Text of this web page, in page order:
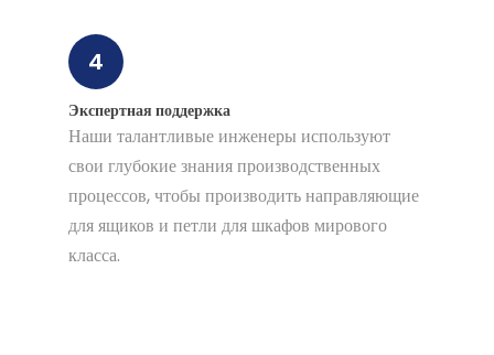
4
Экспертная поддержка
Наши талантливые инженеры используют
свои глубокие знания производственных
процессов, чтобы производить направляющие
для ящиков и петли для шкафов мирового
класса.